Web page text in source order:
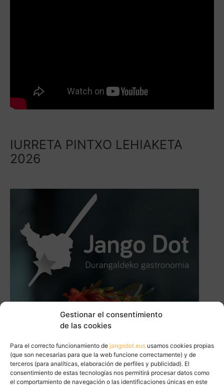
Gestionar el consentimiento
de las cookies
Para el correcto funcionamiento de jangodot.eus usamos cookies propias
(que son necesarias para que la web funcione correctamente) y de
terceros (para analíticas, elaboración de perfiles y publicidad). El
consentimiento de estas tecnologías nos permitirá procesar datos como
el comportamiento de navegación o las identificaciones únicas en este
IURRETA PINTXO LEHIAKETA
2026